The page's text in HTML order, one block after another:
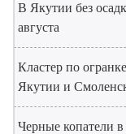
В Якутии без
августа
Кластер по
Якутии и
Черные копатели